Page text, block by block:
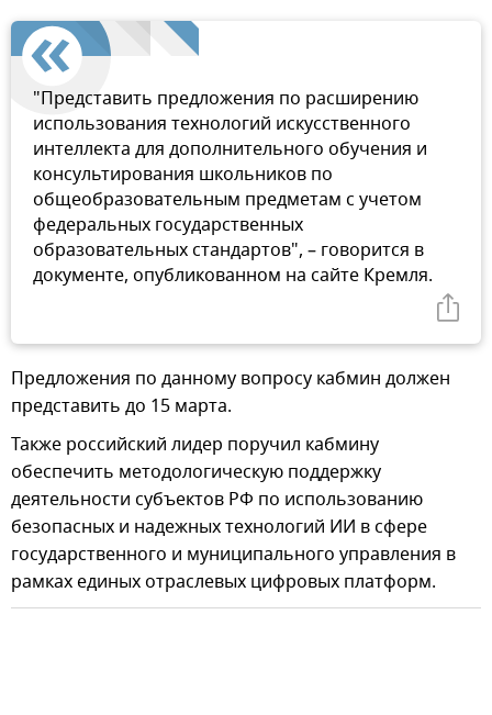
"Представить предложения по расширению
использования технологий искусственного
интеллекта для дополнительного обучения и
консультирования школьников по
общеобразовательным предметам с учетом
федеральных государственных
образовательных стандартов", – говорится в
документе, опубликованном на сайте Кремля.
Предложения по данному вопросу кабмин должен
представить до 15 марта.
Также российский лидер поручил кабмину
обеспечить методологическую поддержку
деятельности субъектов РФ по использованию
безопасных и надежных технологий ИИ в сфере
государственного и муниципального управления в
рамках единых отраслевых цифровых платформ.